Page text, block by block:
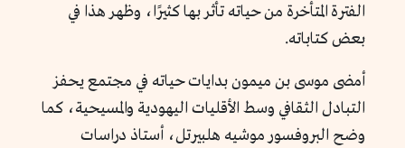
الفترة المتأخرة من حياته تأثر بها كثيرًا، وظهر هذا في
بعض كتاباته.
أمضى موسى بن ميمون بدايات حياته في مجتمع يحفز
التبادل الثقافي وسط الأقليات اليهودية والمسيحية، كما
وضح البروفسور موشيه هلبيرتل، أستاذ دراسات